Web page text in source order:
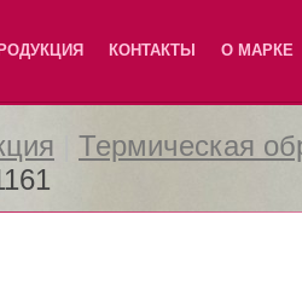
КОНТАКТЫ О МАРКЕ
Термическая